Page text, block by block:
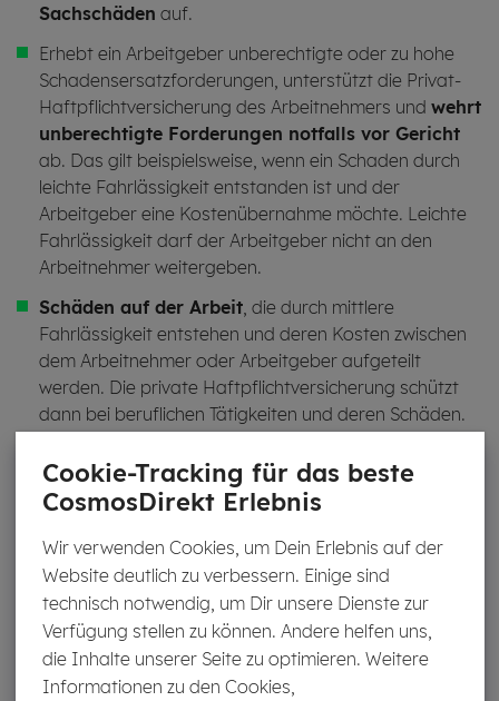
Cookie-Tracking für das beste
CosmosDirekt Erlebnis
Wir verwenden Cookies, um Dein Erlebnis auf der
Website deutlich zu verbessern. Einige sind
technisch notwendig, um Dir unsere Dienste zur
Verfügung stellen zu können. Andere helfen uns,
die Inhalte unserer Seite zu optimieren. Weitere
Informationen zu den Cookies,
Sachschäden auf.
Erhebt ein Arbeitgeber unberechtigte oder zu hohe
Schadensersatzforderungen, unterstützt die Privat-
Haftpflichtversicherung des Arbeitnehmers und wehrt
unberechtigte Forderungen notfalls vor Gericht
ab. Das gilt beispielsweise, wenn ein Schaden durch
leichte Fahrlässigkeit entstanden ist und der
Arbeitgeber eine Kostenübernahme möchte. Leichte
Fahrlässigkeit darf der Arbeitgeber nicht an den
Arbeitnehmer weitergeben.
Schäden auf der Arbeit , die durch mittlere
Fahrlässigkeit entstehen und deren Kosten zwischen
dem Arbeitnehmer oder Arbeitgeber aufgeteilt
werden. Die private Haftpflichtversicherung schützt
dann bei beruflichen Tätigkeiten und deren Schäden.
Bei grober Fahrlässigkeitzahlt die Privat-Haftpflicht
bei Schäden am Arbeitsplatz nur, wenn eine
der Haftpflichtversicherung des Arbeitnehmers inkludiert
Wel­che Schä­den am Ar­beits­platz zahlt die
Haft­pflicht­ver­si­che­rung nicht?